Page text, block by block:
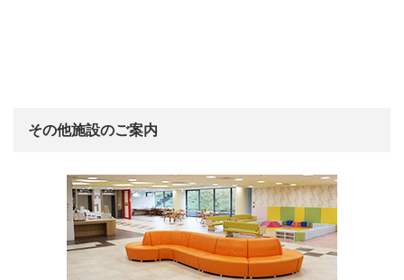
その他施設のご案内